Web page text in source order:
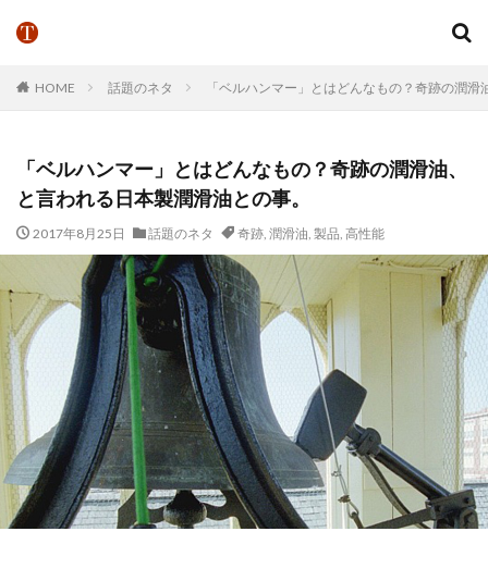
HOME 話題のネタ 「ベルハンマー」とはどんなもの？奇跡の潤
「ベルハンマー」とはどんなもの？奇跡の潤滑油、
と言われる日本製潤滑油との事。
2017年8月25日 話題のネタ 奇跡, 潤滑油, 製品, 高性能